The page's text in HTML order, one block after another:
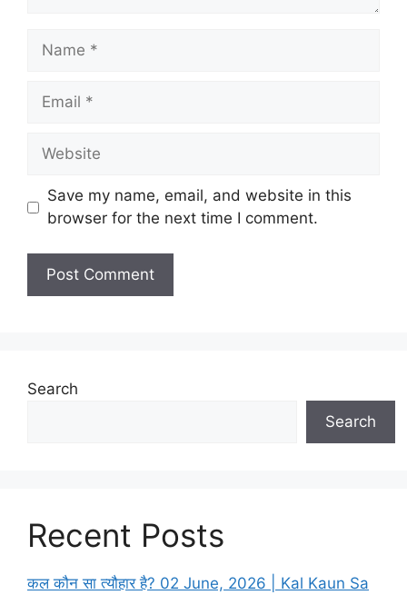
s
t
Save my name, email, and website in this
browser for the next time I comment.
Search
Search
Recent Posts
कल कौन सा त्यौहार है? 02 June, 2026 | Kal Kaun Sa